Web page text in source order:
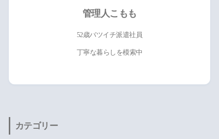
管理人こもも
52歳バツイチ派遣社員
丁寧な暮らしを模索中
カテゴリー